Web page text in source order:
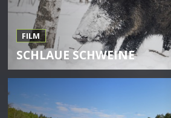
FILM
SCHLAUE SCHWEINE